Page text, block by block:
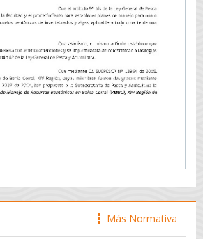
icono
Más Normativa